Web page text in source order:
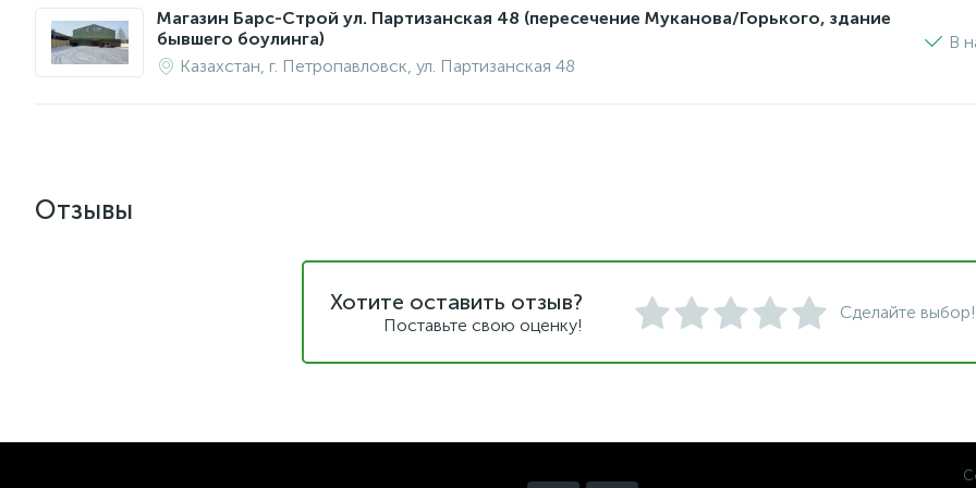
Магазин Барс-Строй ул. Партизанская 48 (пересечение Муканова/Горького, здание
бывшего боулинга)
Казахстан, г. Петропавловск, ул. Партизанская 48
В
Отзывы
Хотите оставить отзыв?
Поставьте свою оценку!
Сделайте выбор!